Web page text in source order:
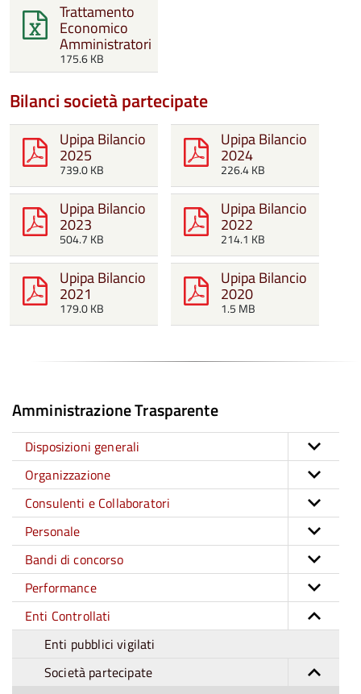
Trattamento
Economico
Amministratori
175.6 KB
Bilanci società partecipate
Upipa Bilancio
2025
739.0 KB
Upipa Bilancio
2024
226.4 KB
Upipa Bilancio
2023
504.7 KB
Upipa Bilancio
2022
214.1 KB
Upipa Bilancio
2021
179.0 KB
Upipa Bilancio
2020
1.5 MB
Amministrazione Trasparente
Disposizioni generali
Organizzazione
Consulenti e Collaboratori
Personale
Bandi di concorso
Performance
Enti Controllati
Enti pubblici vigilati
Società partecipate